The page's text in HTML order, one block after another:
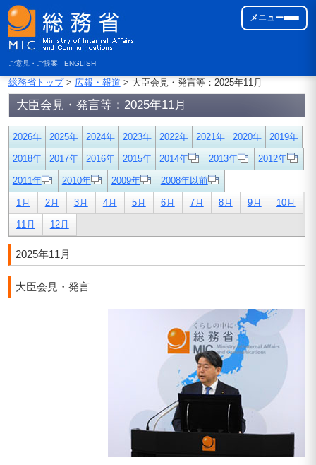
ご意見・ご提案 ENGLISH
メニュー
総務省トップ> 広報・報道 > 大臣会見・発言等：2025年11月
大臣会見・発言等：2025年11月
2026年 2025年 2024年 2023年 2022年 2021年 2020年 2019年
2018年 2017年 2016年 2015年 2014年 2013年 2012年
2011年 2010年 2009年 2008年以前
1月 2月 3月 4月 5月 6月 7月 8月 9月 10月
11月 12月
2025年11月
大臣会見・発言